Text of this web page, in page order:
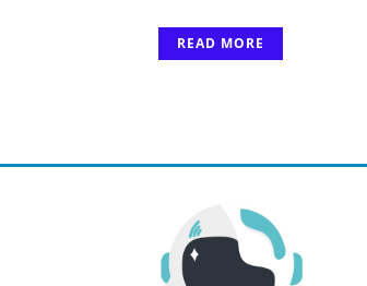
READ MORE